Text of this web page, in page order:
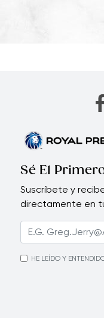
Sé El
Suscríbete y
directamente en
HE LEÍDO Y